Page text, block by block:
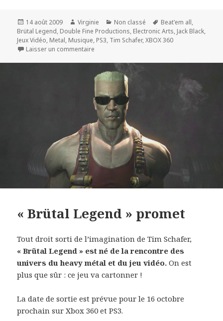
Publié
le
14 août 2009 Auteur
Virginie Catégories
Non classé
Mots-
clés
Beat'em all,
Brütal Legend, Double Fine Productions, Electronic Arts, Jack Black,
Jeux Vidéo, Metal, Musique, PS3, Tim Schafer,XBOX 360
Laisser un commentaire
« Brütal Legend » promet
Tout droit sorti de l’imagination de Tim Schafer,
« Brütal Legend » est né de la rencontre des
univers du heavy métal et du jeu vidéo. On est
plus que sûr : ce jeu va cartonner !
La date de sortie est prévue pour le 16 octobre
prochain sur Xbox 360 et PS3.